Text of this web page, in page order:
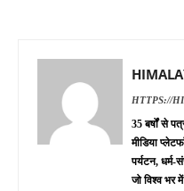
HTTPS://
35 बर्षों से
मीडिया
पर्यटन, धर्म-
जो विश्व